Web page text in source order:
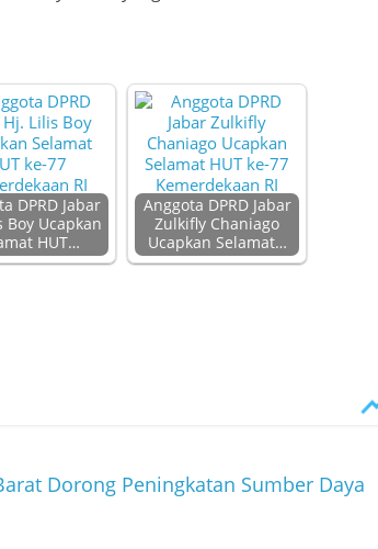
DPRD Jabar
Boy Ucapkan
HUT…
Anggota DPRD Jabar
Zulkifly Chaniago
Ucapkan Selamat…
Dorong Peningkatan Sumber Daya